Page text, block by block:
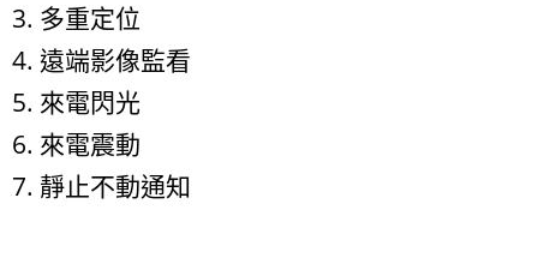
3. 多重定位
4. 遠端影像監看
5. 來電閃光
6. 來電震動
7. 靜止不動通知